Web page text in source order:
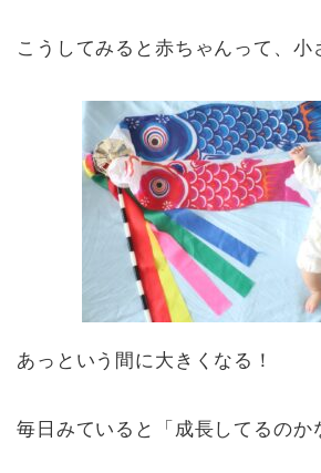
こうしてみると赤ちゃんって、
あっという間に大きくなる！
毎日みていると「成長してるのか